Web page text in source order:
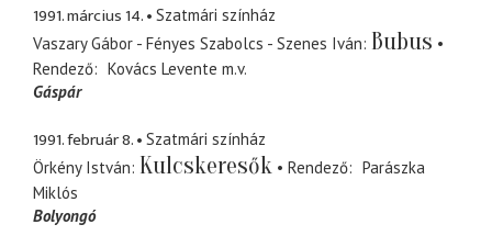
1991. március 14.
Szatmári színház
Vaszary Gábor - Fényes Szabolcs - Szenes Iván Bubus
Rendező Kovács Levente m.v.
Gáspár
1991. február 8.
Szatmári színház
Örkény István Kulcskeresők Rendező
Parászka
Miklós
Bolyongó